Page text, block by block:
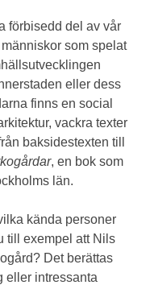
förbisedd del av vår
som spelat
eller dess
finns en social
vackra texter
baksidestexten till
, en bok som
län.
kända personer
till exempel att Nils
Det berättas
eller intressanta